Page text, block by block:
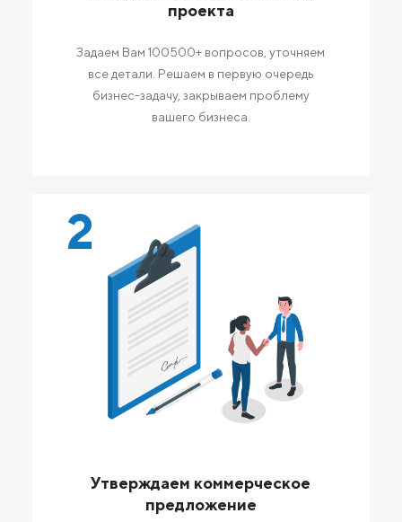
проекта
Задаем Вам 100500+ вопросов, уточняем
все детали. Решаем в первую очередь
бизнес-задачу, закрываем проблему
вашего бизнеса.
2
Утверждаем коммерческое
предложение